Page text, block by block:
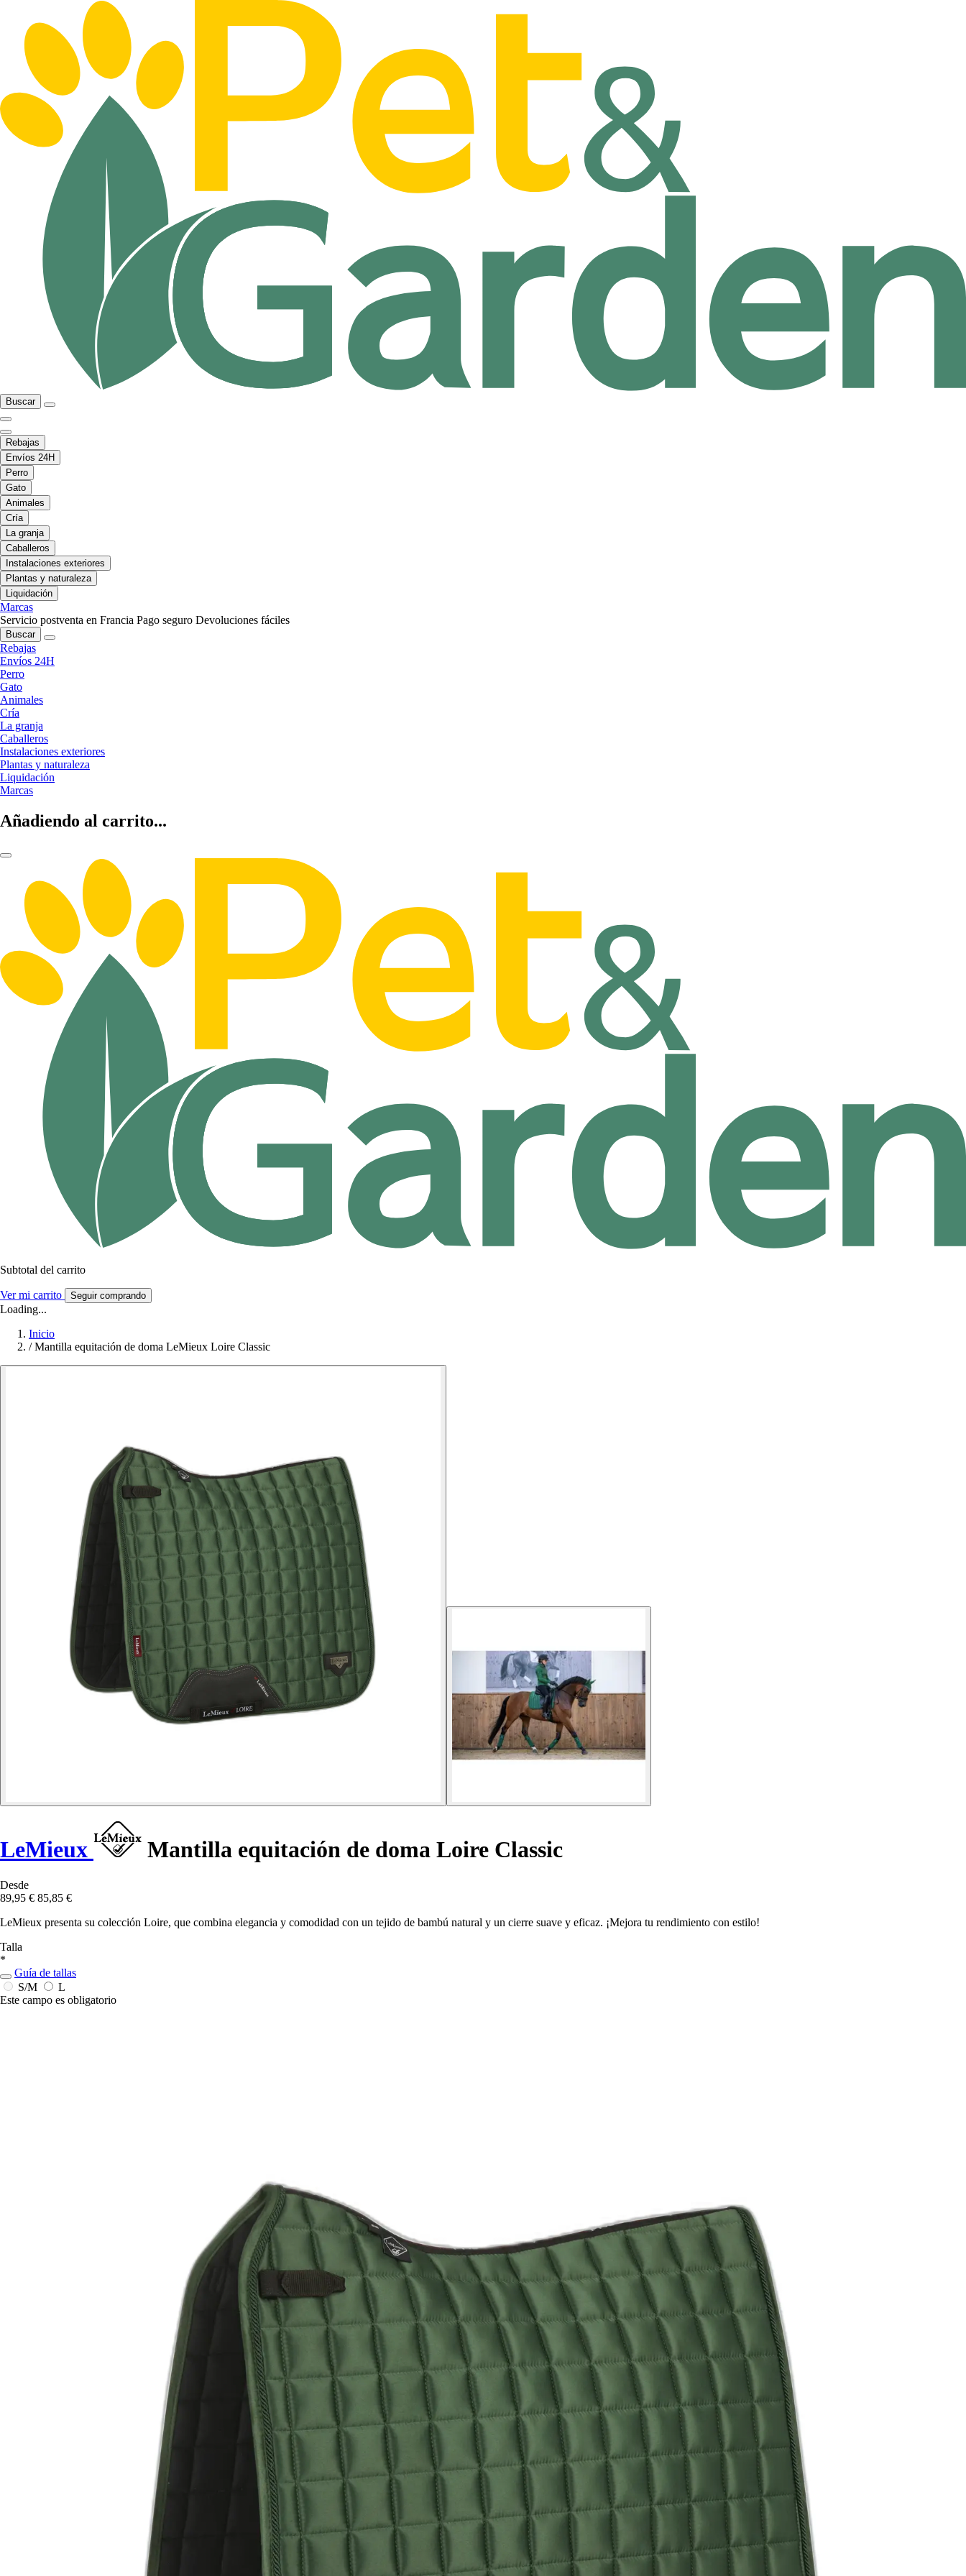
Buscar
Rebajas
Envíos 24H
Perro
Gato
Animales
Cría
La granja
Caballeros
Instalaciones exteriores
Plantas y naturaleza
Liquidación
Marcas
Servicio postventa en Francia Pago seguro Devoluciones fáciles
Buscar
Rebajas
Envíos 24H
Perro
Gato
Animales
Cría
La granja
Caballeros
Instalaciones exteriores
Plantas y naturaleza
Liquidación
Marcas
Añadiendo al carrito...
Subtotal del carrito
Ver mi carrito Seguir comprando
Loading...
Inicio
/ Mantilla equitación de doma LeMieux Loire Classic
LeMieux Mantilla equitación de doma Loire Classic
Desde
89,95 € 85,85 €
LeMieux presenta su colección Loire, que combina elegancia y comodidad con un tejido de bambú natural y un cierre suave y eficaz. ¡Mejora tu rendimiento con estilo!
Talla
*
Guía de tallas
S/M
L
Este campo es obligatorio